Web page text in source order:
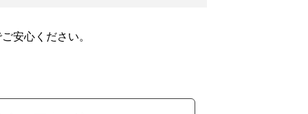
安心ください。